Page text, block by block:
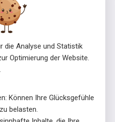
Pro Mente Sana, mitinitiiert und
die Analyse und Statistik
Optimierung der Website.
Können Ihre Glücksgefühle
belasten.